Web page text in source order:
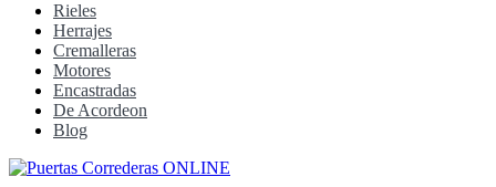
Rieles
Herrajes
Cremalleras
Motores
Encastradas
De Acordeon
Blog